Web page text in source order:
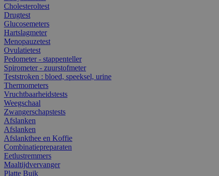
Cholesteroltest
Drugtest
Glucosemeters
Hartslagmeter
Menopauzetest
Ovulatietest
Pedometer - stappenteller
Spirometer - zuurstofmeter
Teststroken : bloed, speeksel, urine
Thermometers
Vruchtbaarheidstests
Weegschaal
Zwangerschapstests
Afslanken
Afslanken
Afslankthee en Koffie
Combinatiepreparaten
Eetlustremmers
Maaltijdvervanger
Platte Buik